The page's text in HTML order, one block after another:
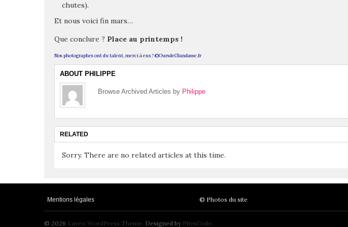
chutes).
Et nous voici fin mars…
Que conclure ? Place au printemps !
Nos photographes ont du talent, merci à eux ! ©OursdeGlandasse.fr
ABOUT PHILIPPE
Browse Archived Articles by Philippe
RELATED
Sorry. There are no related articles at this time.
Mentions légales © Photos du site
© 2026 Laveo WordPress Theme. Designed by PhysCode.